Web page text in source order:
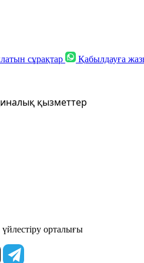
сұрақтар Қабылдауға
қызметтер
орталығы